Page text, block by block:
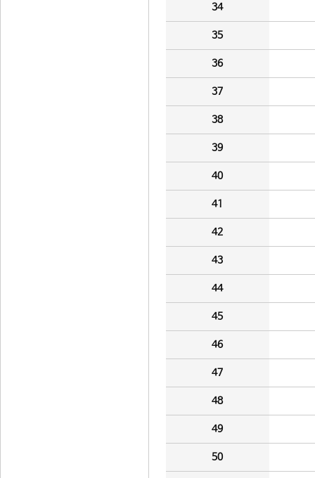
34
35
36
37
38
39
40
41
42
43
44
45
46
47
48
49
50